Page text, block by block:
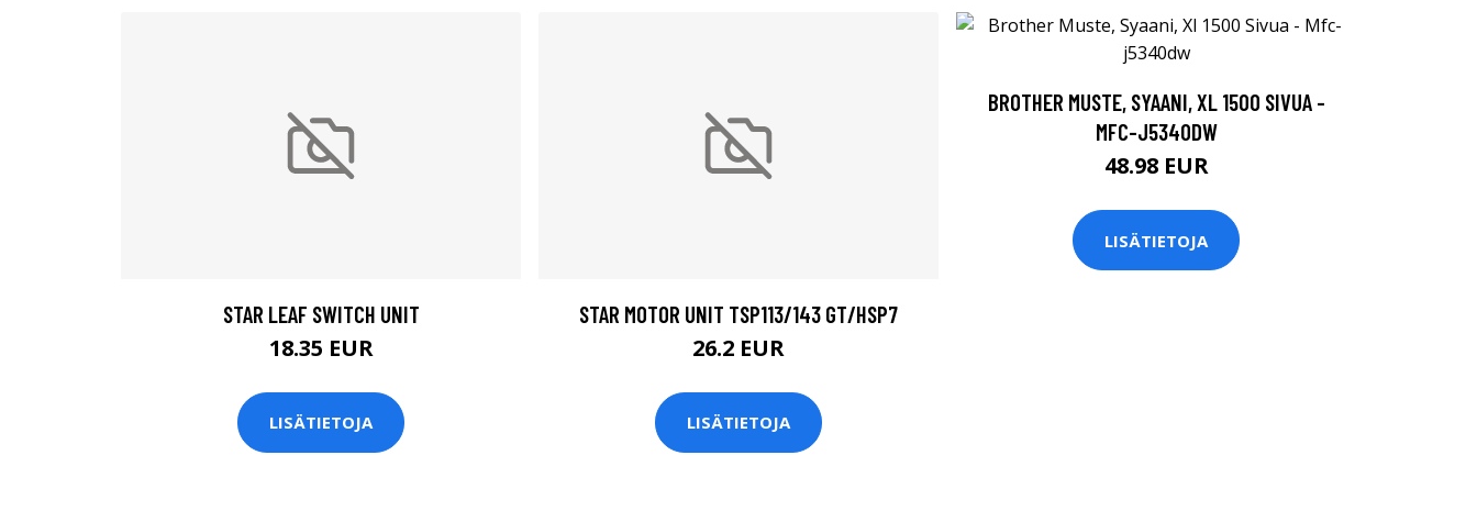
STAR LEAF SWITCH UNIT
18.35 EUR
LISÄTIETOJA
STAR MOTOR UNIT TSP113/143 GT/HSP7
26.2 EUR
LISÄTIETOJA
BROTHER MUSTE, SYAANI, XL 1500 SIVUA -
MFC-J5340DW
48.98 EUR
LISÄTIETOJA